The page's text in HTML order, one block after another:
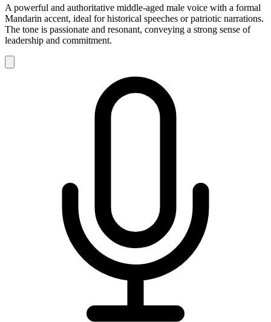
A powerful and authoritative middle-aged male voice with a formal
Mandarin accent, ideal for historical speeches or patriotic narrations.
The tone is passionate and resonant, conveying a strong sense of
leadership and commitment.